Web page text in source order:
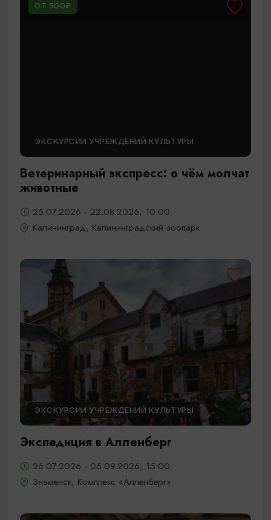
ОТ 500₽
ЭКСКУРСИИ УЧРЕЖДЕНИЙ КУЛЬТУРЫ
Ветеринарный экспресс: о чём молчат
животные
25.07.2026 - 22.08.2026, 10:00
Калининград, Калининградский зоопарк
ЭКСКУРСИИ УЧРЕЖДЕНИЙ КУЛЬТУРЫ
Экспедиция в Алленберг
26.07.2026 - 06.09.2026, 15:00
Знаменск, Комплекс «Алленберг»